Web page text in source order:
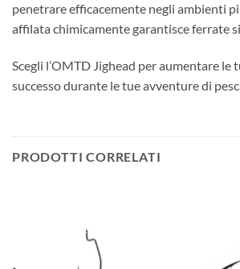
penetrare efficacemente negli ambienti
affilata chimicamente garantisce ferrate
Scegli l’OMTD Jighead per aumentare le
successo durante le tue avventure di
PRODOTTI CORRELATI